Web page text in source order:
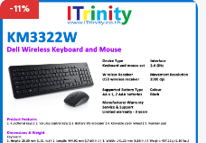
-11%